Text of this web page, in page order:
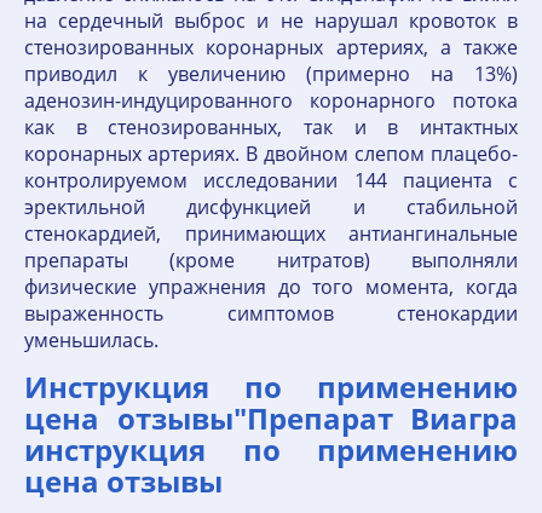
на сердечный выброс и не нарушал кровоток в
стенозированных коронарных артериях, а также
приводил к увеличению (примерно на 13%)
аденозин-индуцированного коронарного потока
как в стенозированных, так и в интактных
коронарных артериях. В двойном слепом плацебо-
контролируемом исследовании 144 пациента с
эректильной дисфункцией и стабильной
стенокардией, принимающих антиангинальные
препараты (кроме нитратов) выполняли
физические упражнения до того момента, когда
выраженность симптомов стенокардии
уменьшилась.
Инструкция по применению
цена отзывы"Препарат Виагра
инструкция по применению
цена отзывы